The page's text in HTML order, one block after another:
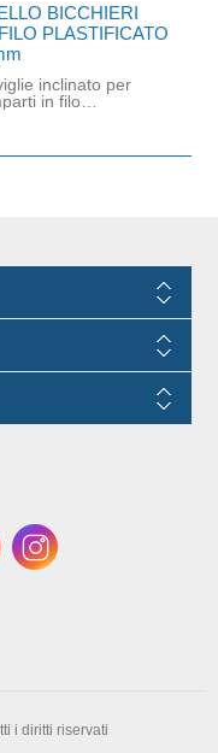
BICCHIERI
PLASTIFICATO
inclinato per
in filo
Ø85mm x
i diritti riservati